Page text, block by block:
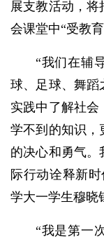
展支教活动，
会课堂中“受教
“我们在辅
球、足球、舞蹈
实践中了解社
学不到的知识，
的决心和勇气。
际行动诠释新
学大一学生穆晓
“我是第一